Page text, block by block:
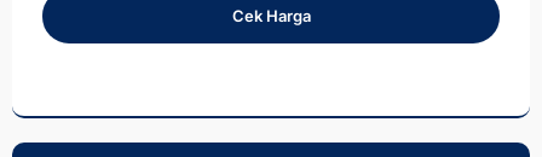
Cek Harga